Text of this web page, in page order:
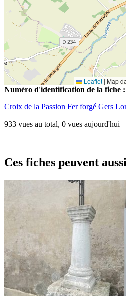
Leaflet | Map
Numéro d'identification de la fiche :
Croix de la Passion Fer forgé Gers
933 vues au total, 0 vues aujourd'hui
Ces fiches peuvent